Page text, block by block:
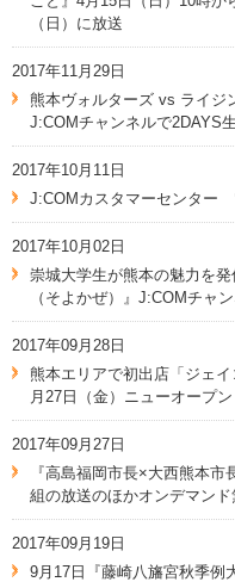
（日）に放送
2017年11月29日
熊本ヴォルターズ vs ライ
J:COMチャンネルで2DAYS
2017年10月11日
J:COMカスタマーセンター
2017年10月02日
崇城大学生が熊本の魅力を
（そよかぜ）』J:COMチャ
2017年09月28日
熊本エリアで初出店「ジェ
月27日（金）ニューオープン
2017年09月27日
『高島福岡市長×大西熊本
組の放送のほかオンデマン
2017年09月19日
9月17日『藤崎八旛宮秋季例